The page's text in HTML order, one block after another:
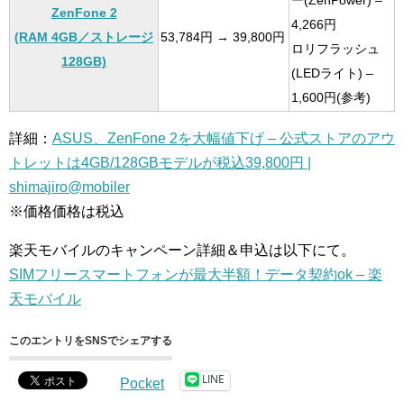
4,266円
ロリフラッシュ
(LEDライト) –
1,600円(参考)
ZenFone 2
(RAM 4GB／ストレージ
128GB)
53,784円 → 39,800円
詳細： ASUS、ZenFone 2を大幅値下げ – 公式ストアのアウ
トレットは4GB/128GBモデルが税込39,800円 |
shimajiro@mobiler
※価格価格は税込
楽天モバイルのキャンペーン詳細＆申込は以下にて。
SIMフリースマートフォンが最大半額！データ契約ok – 楽
天モバイル
このエントリをSNSでシェアする
Pocket LINE